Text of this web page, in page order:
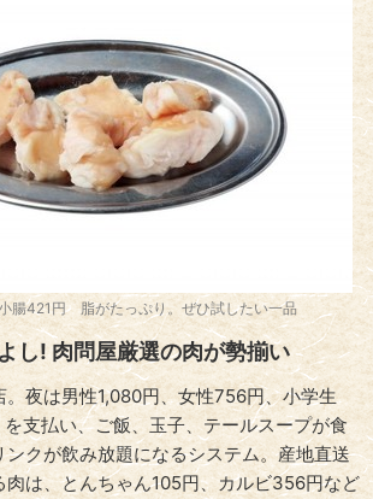
腸421円 脂がたっぷり。ぜひ試したい一品
し! 肉問屋厳選の肉が勢揃い
。夜は男性1,080円、女性756円、小学生
支払い、ご飯、玉子、テールスープが食
クが飲み放題になるシステム。産地直送
肉は、とんちゃん105円、カルビ356円など